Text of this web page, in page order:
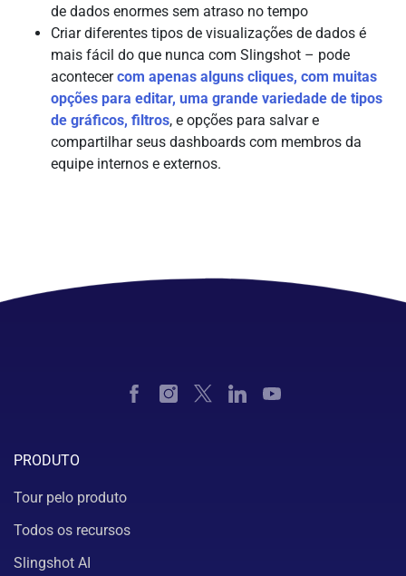
de dados enormes sem atraso no tempo
Criar diferentes tipos de visualizações de dados é
mais fácil do que nunca com Slingshot – pode
acontecercom apenas alguns cliques, com muitas
opções para editar, uma grande variedade de tipos
de gráficos, filtros, e opções para salvar e
compartilhar seus dashboards com membros da
equipe internos e externos.
PRODUTO
Tour pelo produto
Todos os recursos
Slingshot AI